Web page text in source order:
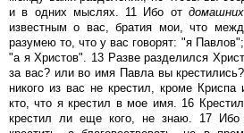
и в одних мыслях. 11 Ибо от домашних
известным о вас, братия мои, что
разумею то, что у вас говорят: "я
"а я Христов". 13 Разве разделился
за вас? или во имя Павла вы
никого из вас не крестил, кроме
кто, что я крестил в мое имя. 16
крестил ли еще кого, не знаю. 17